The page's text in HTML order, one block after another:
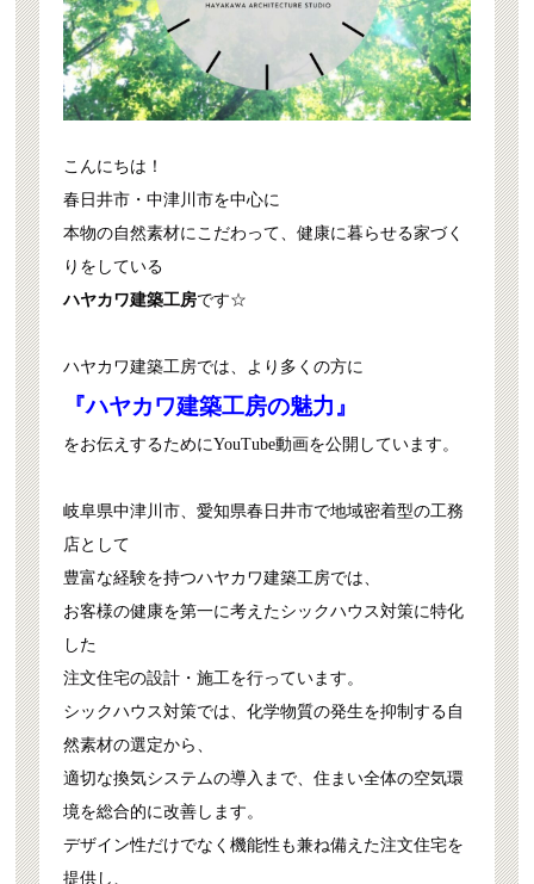
こんにちは！
春日井市・中津川市を中心に
本物の自然素材にこだわって、健康に暮らせる家づく
りをしている
ハヤカワ建築工房です☆
ハヤカワ建築工房では、より多くの方に
『ハヤカワ建築工房の魅力』
をお伝えするためにYouTube動画を公開しています。
岐阜県中津川市、愛知県春日井市で地域密着型の工務
店として
豊富な経験を持つハヤカワ建築工房では、
お客様の健康を第一に考えたシックハウス対策に特化
した
注文住宅の設計・施工を行っています。
シックハウス対策では、化学物質の発生を抑制する自
然素材の選定から、
適切な換気システムの導入まで、住まい全体の空気環
境を総合的に改善します。
デザイン性だけでなく機能性も兼ね備えた注文住宅を
提供し、